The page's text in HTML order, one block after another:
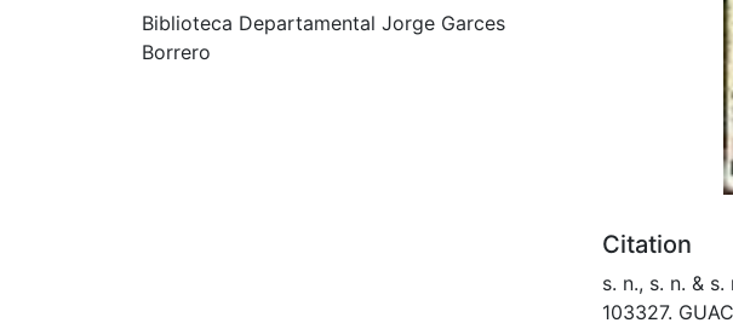
Biblioteca Departamental Jorge Garces
Borrero
Citation
s. n., s. n. &
103327.